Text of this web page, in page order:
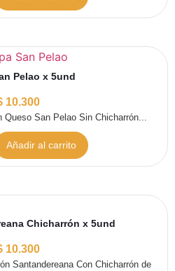
Pelao x 5und
10.300
San Pelao Sin Chicharrón...
Añadir al carrito
Chicharrón x 5und
10.300
Santandereana Con Chicharrón de